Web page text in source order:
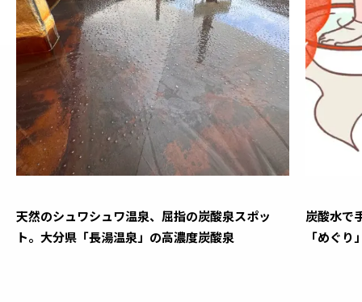
天然のシュワシュワ温泉、屈指の炭酸泉スポッ
ト。大分県「長湯温泉」の高濃度炭酸泉
炭酸水で
「めぐ